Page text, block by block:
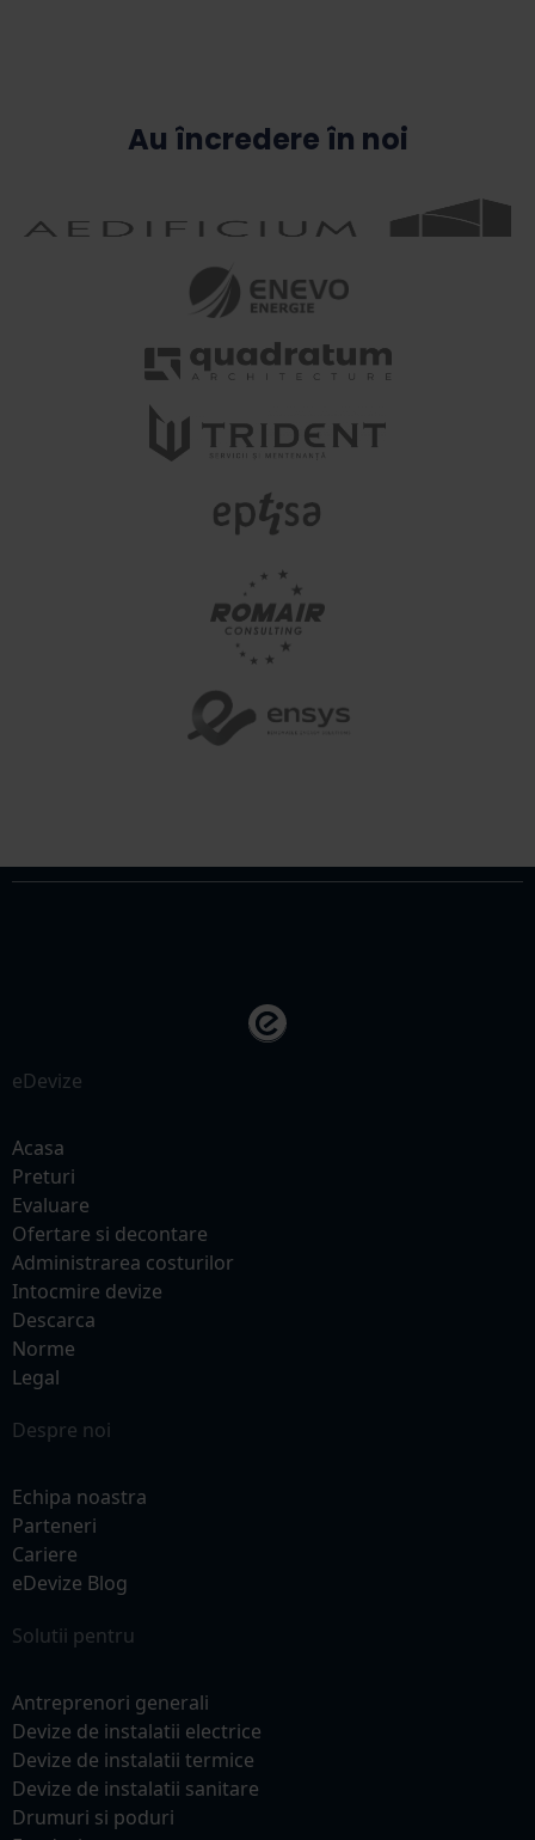
Au încredere în noi
eDevize
Acasa
Preturi
Evaluare
Ofertare si decontare
Administrarea costurilor
Intocmire devize
Descarca
Norme
Legal
Despre noi
Echipa noastra
Parteneri
Cariere
eDevize Blog
Solutii pentru
Antreprenori generali
Devize de instalatii electrice
Devize de instalatii termice
Devize de instalatii sanitare
Drumuri si poduri